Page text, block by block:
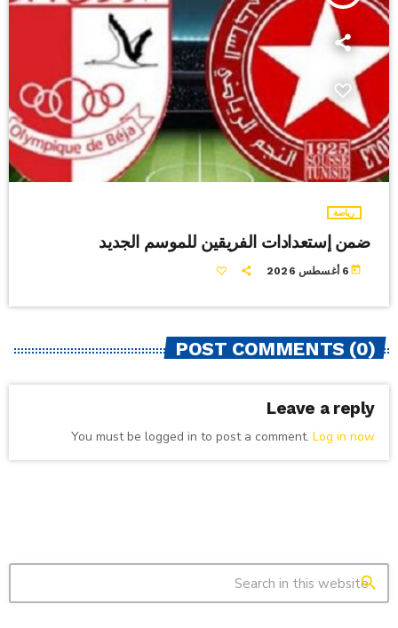
رياضة
ضمن إستعدادات الفريقين للموسم الجديد
today 6 أغسطس 2026
POST COMMENTS (0)
Leave a reply
You must be logged in to post a comment. Log in now
search